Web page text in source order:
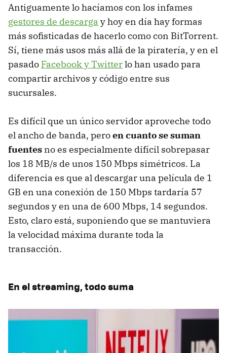
Antiguamente lo hacíamos con los infames
gestores de descarga y hoy en día hay formas
más sofisticadas de hacerlo como con BitTorrent.
Sí, tiene más usos más allá de la piratería, y en el
pasado Facebook y Twitterlo han usado para
compartir archivos y código entre sus
sucursales.
Es difícil que un único servidor aproveche todo
el ancho de banda, peroen cuanto se suman
fuentes no es especialmente difícil sobrepasar
los 18 MB/s de unos 150 Mbps simétricos. La
diferencia es que al descargar una película de 1
GB en una conexión de 150 Mbps tardaría 57
segundos y en una de 600 Mbps, 14 segundos.
Esto, claro está, suponiendo que se mantuviera
la velocidad máxima durante toda la
transacción.
En el streaming, todo suma